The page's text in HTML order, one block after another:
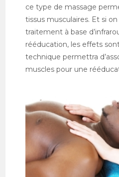
ce type de massage
tissus musculaires. Et si
traitement à base
rééducation, les effets
technique permettra
muscles pour une